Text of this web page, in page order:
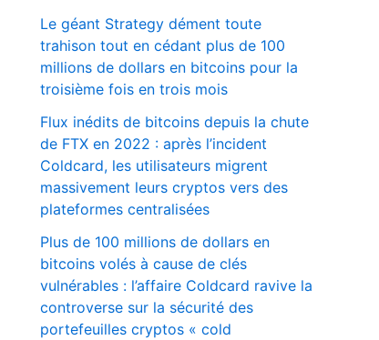
Le géant Strategy dément toute
trahison tout en cédant plus de 100
millions de dollars en bitcoins pour la
troisième fois en trois mois
Flux inédits de bitcoins depuis la chute
de FTX en 2022 : après l’incident
Coldcard, les utilisateurs migrent
massivement leurs cryptos vers des
plateformes centralisées
Plus de 100 millions de dollars en
bitcoins volés à cause de clés
vulnérables : l’affaire Coldcard ravive la
controverse sur la sécurité des
portefeuilles cryptos « cold